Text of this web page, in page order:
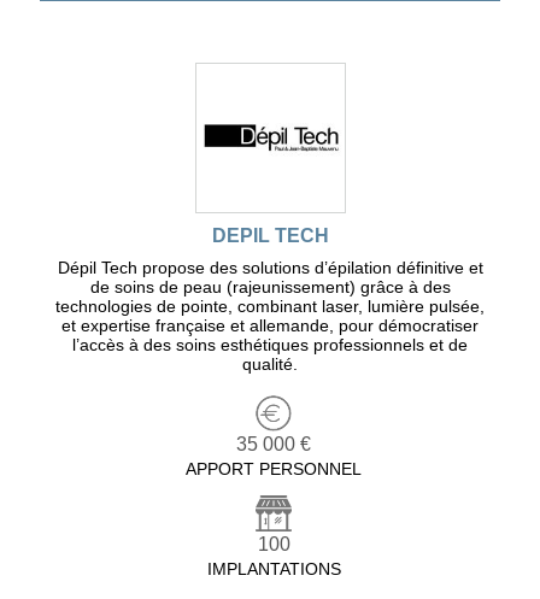
DEPIL TECH
Dépil Tech propose des solutions d’épilation définitive et
de soins de peau (rajeunissement) grâce à des
technologies de pointe, combinant laser, lumière pulsée,
et expertise française et allemande, pour démocratiser
l’accès à des soins esthétiques professionnels et de
qualité.
35 000 €
APPORT PERSONNEL
100
IMPLANTATIONS